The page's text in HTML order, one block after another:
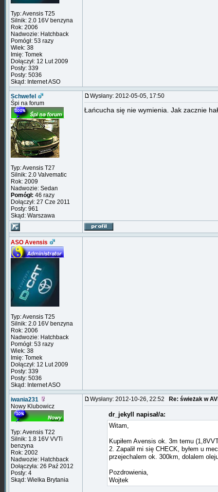
Typ: Avensis T25
Silnik: 2.0 16V benzyna
Rok: 2006
Nadwozie: Hatchback
Pomógł: 53 razy
Wiek: 38
Imię: Tomek
Dołączył: 12 Lut 2009
Posty: 339
Posty: 5036
Skąd: Internet ASO
Schwefel
Śpi na forum
Typ: Avensis T27
Silnik: 2.0 Valvematic
Rok: 2009
Nadwozie: Sedan
Pomógł: 46 razy
Dołączył: 27 Cze 2011
Posty: 961
Skąd: Warszawa
Wysłany: 2012-05-05, 17:50
Łańcucha się nie wymienia. Jak zacznie
ASO Avensis
Typ: Avensis T25
Silnik: 2.0 16V benzyna
Rok: 2006
Nadwozie: Hatchback
Pomógł: 53 razy
Wiek: 38
Imię: Tomek
Dołączył: 12 Lut 2009
Posty: 339
Posty: 5036
Skąd: Internet ASO
iwania231
Nowy Klubowicz
Typ: Avensis T22
Silnik: 1.8 16V VVTi
benzyna
Rok: 2002
Nadwozie: Hatchback
Dołączyła: 26 Paź 2012
Posty: 4
Skąd: Wielka Brytania
Wysłany: 2012-10-26, 22:52 Re: świeżak w
dr_jekyll napisał/a:
Witam,
Kupiłem Avensis ok. 3m temu
2. Zapalił mi się CHECK, byłem u
przejechalem ok. 300km, dolalem
Pozdrowienia,
Wojtek